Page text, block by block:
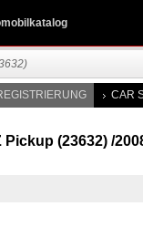
CAR
Pickup (23632) /